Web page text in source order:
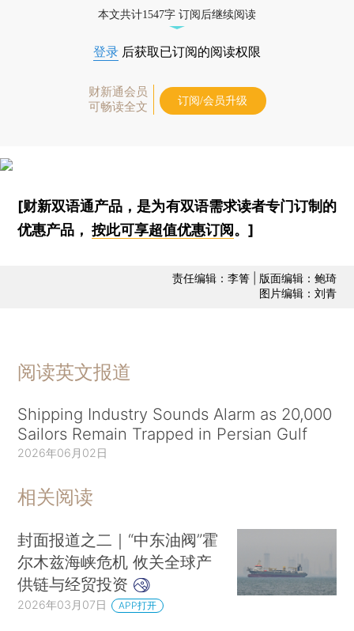
本文共计1547字 订阅后继续阅读
登录 后获取已订阅的阅读权限
财新通会员
可畅读全文
订阅/会员升级
[财新双语通产品，是为有双语需求读者专门订制的
优惠产品，按此可享超值优惠订阅。]
责任编辑：李箐 | 版面编辑：鲍琦
图片编辑：刘青
阅读英文报道
Shipping Industry Sounds Alarm as 20,000
Sailors Remain Trapped in Persian Gulf
2026年06月02日
相关阅读
封面报道之二｜“中东油阀”霍
尔木兹海峡危机 攸关全球产
供链与经贸投资
2026年03月07日 APP打开